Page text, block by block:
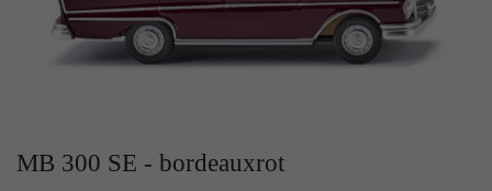
MB 300 SE - bordeauxrot